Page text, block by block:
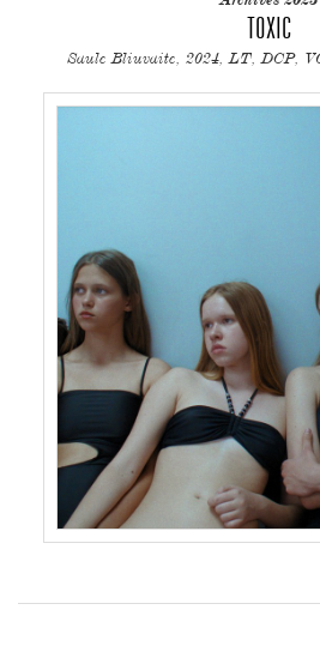
TOXIC
Saule Bliuvaite, 2024, LT, DCP,